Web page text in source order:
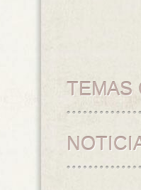
TEMAS